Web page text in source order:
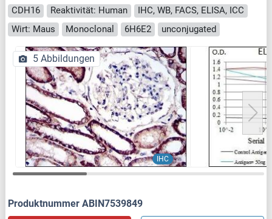
CDH16 Reaktivität: Human
IHC, WB, FACS, ELISA, ICC
Wirt: Maus
Monoclonal 6H6E2 unconjugated
IHC
5 Abbildungen
Produktnummer ABIN7539849